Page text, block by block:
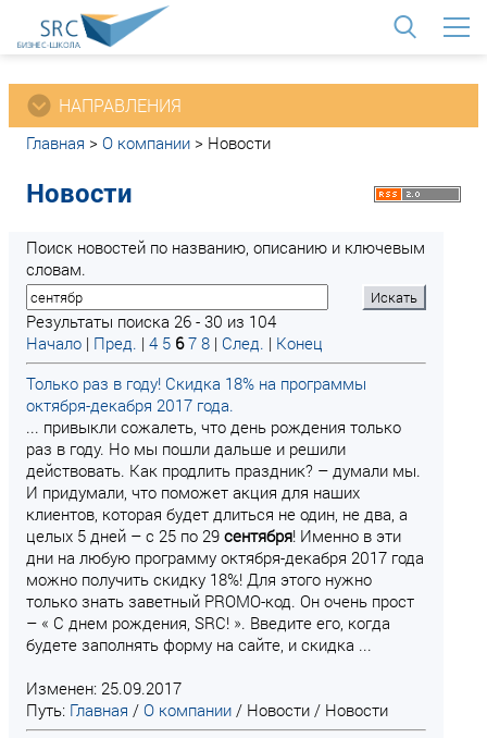
НАПРАВЛЕНИЯ
Главная > О компании > Новости
Новости
Поиск новостей по названию, описанию и ключевым
словам.
Результаты поиска 26 - 30 из 104
Начало | Пред. | 4 5 6 7 8 | След. | Конец
Только раз в году! Скидка 18% на программы
октября-декабря 2017 года.
... привыкли сожалеть, что день рождения только
раз в году. Но мы пошли дальше и решили
действовать. Как продлить праздник? – думали мы.
И придумали, что поможет акция для наших
клиентов, которая будет длиться не один, не два, а
целых 5 дней – с 25 по 29 сентября! Именно в эти
дни на любую программу октября-декабря 2017 года
можно получить скидку 18%! Для этого нужно
только знать заветный PROMO-код. Он очень прост
– « С днем рождения, SRC! ». Введите его, когда
будете заполнять форму на сайте, и скидка ...
Изменен: 25.09.2017
Путь: Главная / О компании / Новости / Новости